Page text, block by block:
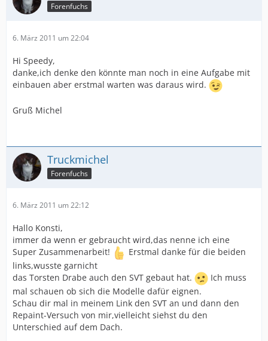
Forenfuchs
6. März 2011 um 22:04
Hi Speedy,
danke,ich denke den könnte man noch in eine Aufgabe mit
einbauen aber erstmal warten was daraus wird.
Gruß Michel
Truckmichel
Forenfuchs
6. März 2011 um 22:12
Hallo Konsti,
immer da wenn er gebraucht wird,das nenne ich eine
Super Zusammenarbeit!
Erstmal danke für die beiden
links,wusste garnicht
das Torsten Drabe auch den SVT gebaut hat.
Ich muss
mal schauen ob sich die Modelle dafür eignen.
Schau dir mal in meinem Link den SVT an und dann den
Repaint-Versuch von mir,vielleicht siehst du den
Unterschied auf dem Dach.